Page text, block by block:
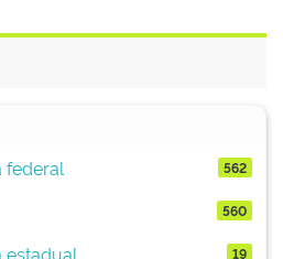
federal
562
560
estadual 19